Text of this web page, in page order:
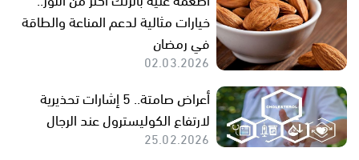
خيارات مثالية لدعم المناعة والطاقة
في رمضان
02.03.2026
أعراض صامتة.. 5 إشارات تحذيرية
لارتفاع الكوليسترول عند الرجال
25.02.2026